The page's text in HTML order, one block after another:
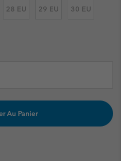
28 EU 29 EU 30 EU
Au Panier